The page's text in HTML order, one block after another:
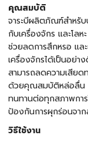
คุณสมบัติ
จาระบีผลิตภัณฑ์สำหรั
กับเครื่องจักร และโลหะ
ช่วยลดการสึกหรอ แล
เครื่องจักรได้เป็นอย่า
สามารถลดความเสียด
ด้วยคุณสมบัติหล่อลื่น
ทนทานต่อทุกสภาพกา
ป้องกันการผุกร่อนจา
วิธีใช้งาน